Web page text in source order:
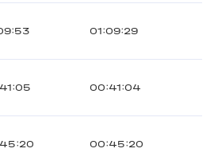
01:09:29
00:41:04
00:45:20